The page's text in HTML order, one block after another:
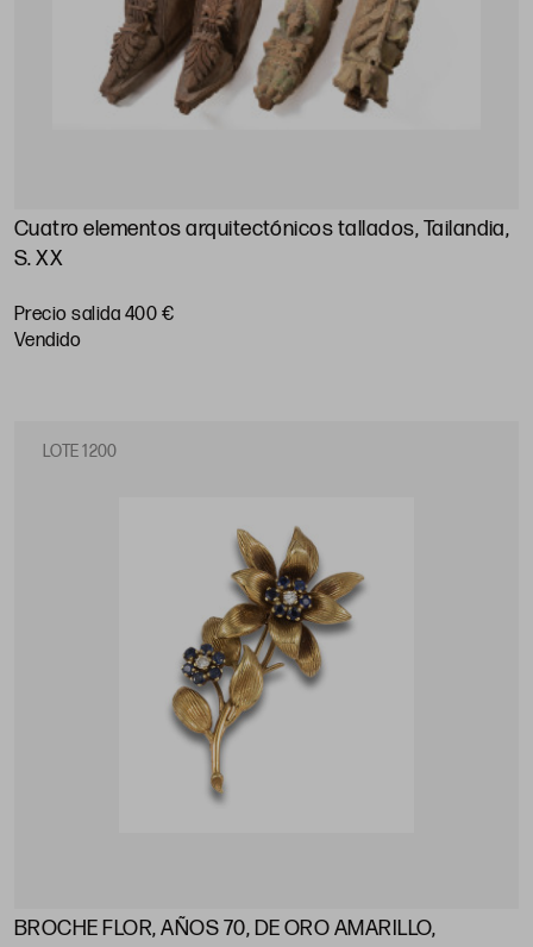
Cuatro elementos arquitectónicos tallados, Tailandia,
S. XX
Precio salida 400 €
vendido
LOTE 1200
BROCHE FLOR, AÑOS 70, DE ORO AMARILLO,